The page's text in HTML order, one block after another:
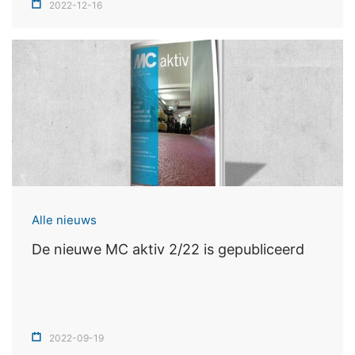
2022-12-16
Alle nieuws
De nieuwe MC aktiv 2/22 is gepubliceerd
2022-09-19
Informationsfreiheit NRW (verantwoordelijke voor
Recht op overdraagbaarheid van gegevens
U hebt het recht om gegevens die wij op basis van uw
toestemming of voor de nakoming van een
overeenkomst geautomatiseerd verwerken, aan uzelf of
aan een externe partij in een gangbare,
machineleesbare indeling te laten overhandigen. Indien
u de directe overdracht van de gegevens aan een
andere verantwoordelijke verzoekt, gebeurt dit alleen
Recht op informatie, corrigeren, wissen, blokkeren
Conform Art. 15 AVG heeft u jegens MC-Bouwchemie te
persoonsgegevens van ons eisen.